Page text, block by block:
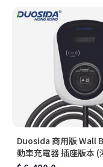
Duosida 商用版 Wall
動車充電器 插座版本 (